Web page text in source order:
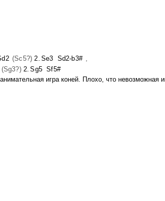
(Sc5?) 2. Se3 Sd2-b3# ,
(Sg3?)2. Sg5 Sf5#
игра коней. Плохо, что невозможная